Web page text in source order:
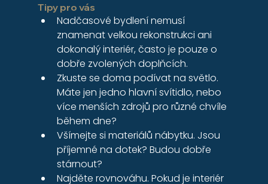
Tipy pro vás
Nadčasové bydlení nemusí
znamenat velkou rekonstrukci ani
dokonalý interiér, často je pouze o
dobře zvolených doplňcích.
Zkuste se doma podívat na světlo.
Máte jen jedno hlavní svítidlo, nebo
více menších zdrojů pro různé chvíle
během dne?
Všímejte si materiálů nábytku. Jsou
příjemné na dotek? Budou dobře
stárnout?
Najděte rovnováhu. Pokud je interiér